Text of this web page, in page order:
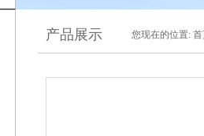
产品展示 您现在的位置: